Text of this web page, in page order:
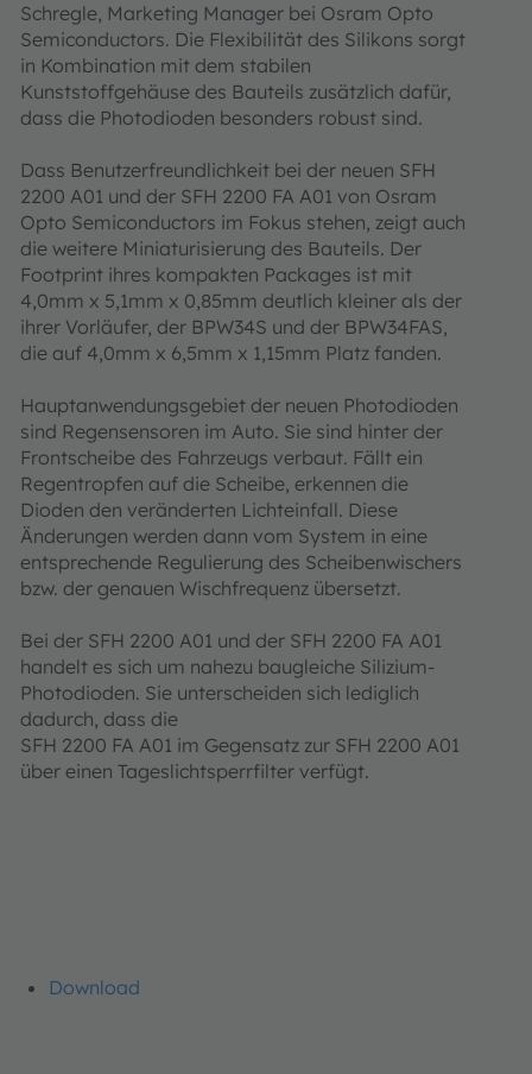
Schregle, Marketing Manager bei Osram Opto
Semiconductors. Die Flexibilität des Silikons sorgt
in Kombination mit dem stabilen
Kunststoffgehäuse des Bauteils zusätzlich dafür,
dass die Photodioden besonders robust sind.
Dass Benutzerfreundlichkeit bei der neuen SFH
2200 A01 und der SFH 2200 FA A01 von Osram
Opto Semiconductors im Fokus stehen, zeigt auch
die weitere Miniaturisierung des Bauteils. Der
Footprint ihres kompakten Packages ist mit
4,0mm x 5,1mm x 0,85mm deutlich kleiner als der
ihrer Vorläufer, der BPW34S und der BPW34FAS,
die auf 4,0mm x 6,5mm x 1,15mm Platz fanden.
Hauptanwendungsgebiet der neuen Photodioden
sind Regensensoren im Auto. Sie sind hinter der
Frontscheibe des Fahrzeugs verbaut. Fällt ein
Regentropfen auf die Scheibe, erkennen die
Dioden den veränderten Lichteinfall. Diese
Änderungen werden dann vom System in eine
entsprechende Regulierung des Scheibenwischers
bzw. der genauen Wischfrequenz übersetzt.
Bei der SFH 2200 A01 und der SFH 2200 FA A01
handelt es sich um nahezu baugleiche Silizium-
Photodioden. Sie unterscheiden sich lediglich
dadurch, dass die
SFH 2200 FA A01 im Gegensatz zur SFH 2200 A01
über einen Tageslichtsperrfilter verfügt.
Download